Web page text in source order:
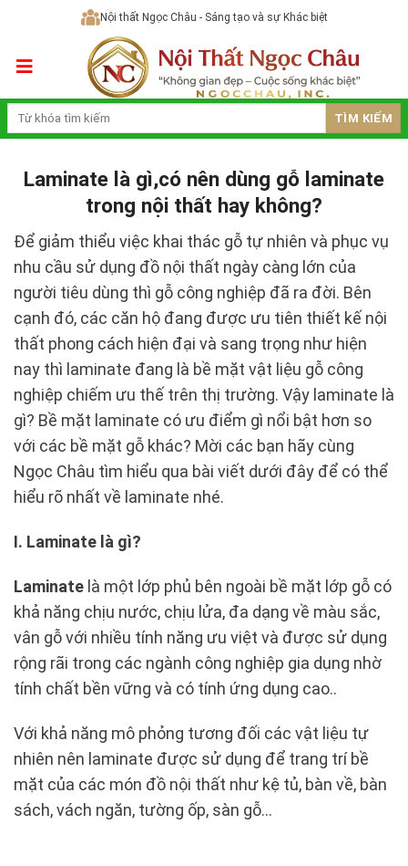
content
Nội thất Ngọc Châu - Sáng tạo và sự Khác biệt
TÌM KIẾM
Laminate là gì,có nên dùng gỗ laminate
trong nội thất hay không?
Để giảm thiểu việc khai thác gỗ tự nhiên và phục vụ
nhu cầu sử dụng đồ nội thất ngày càng lớn của
người tiêu dùng thì gỗ công nghiệp đã ra đời. Bên
cạnh đó, các căn hộ đang được ưu tiên thiết kế nội
thất phong cách hiện đại và sang trọng như hiện
nay thì laminate đang là bề mặt vật liệu gỗ công
nghiệp chiếm ưu thế trên thị trường. Vậy laminate là
gì? Bề mặt laminate có ưu điểm gì nổi bật hơn so
với các bề mặt gỗ khác? Mời các bạn hãy cùng
Ngọc Châu tìm hiểu qua bài viết dưới đây để có thể
hiểu rõ nhất về laminate nhé.
I. Laminate là gì?
Laminate là một lớp phủ bên ngoài bề mặt lớp gỗ có
khả năng chịu nước, chịu lửa, đa dạng về màu sắc,
vân gỗ với nhiều tính năng ưu việt và được sử dụng
rộng rãi trong các ngành công nghiệp gia dụng nhờ
tính chất bền vững và có tính ứng dụng cao..
Với khả năng mô phỏng tương đối các vật liệu tự
nhiên nên laminate được sử dụng để trang trí bề
mặt của các món đồ nội thất như kệ tủ, bàn về, bàn
sách, vách ngăn, tường ốp, sàn gỗ…